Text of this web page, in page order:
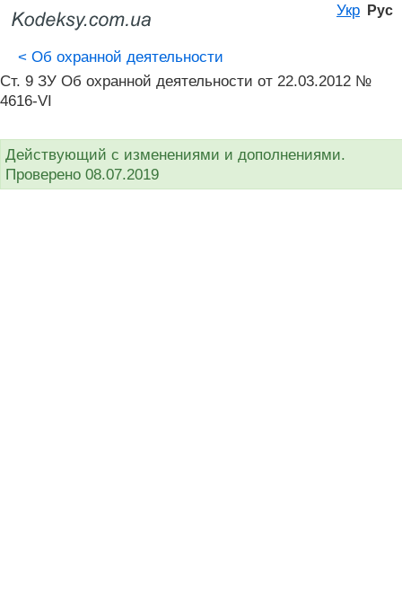
Укр Рус
< Об охранной деятельности
Ст. 9 ЗУ Об охранной деятельности от 22.03.2012 №
4616-VI
Действующий с изменениями и дополнениями.
Проверено 08.07.2019